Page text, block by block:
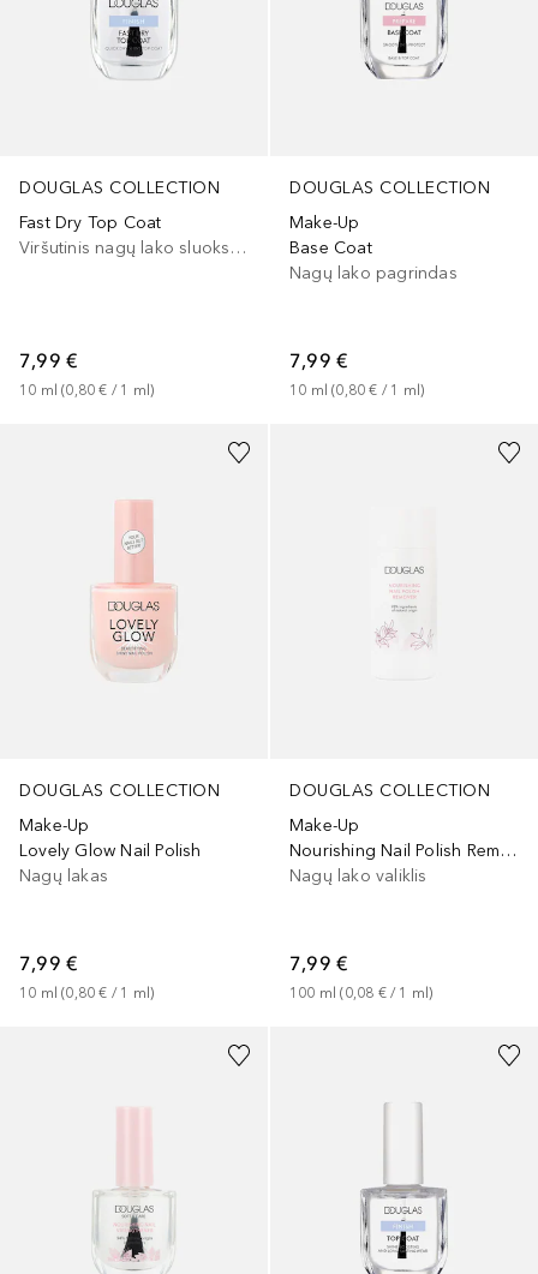
DOUGLAS COLLECTION
Fast Dry Top Coat
Viršutinis nagų lako sluoksnis
7,99 €
10 ml (0,80 € / 1 ml)
DOUGLAS COLLECTION
Make-Up
Base Coat
Nagų lako pagrindas
7,99 €
10 ml (0,80 € / 1 ml)
DOUGLAS COLLECTION
Make-Up
Lovely Glow Nail Polish
Nagų lakas
7,99 €
10 ml (0,80 € / 1 ml)
DOUGLAS COLLECTION
Make-Up
Nourishing Nail Polish Remover
Nagų lako valiklis
7,99 €
100 ml (0,08 € / 1 ml)